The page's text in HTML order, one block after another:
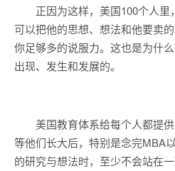
正因为这样，美国100个人
可以把他的思想、想法和他要卖
你足够多的说服力。这也是为什
出现、发生和发展的。
美国教育体系给每个人都提
等他们长大后，特别是念完MBA
的研究与想法时，至少不会站在